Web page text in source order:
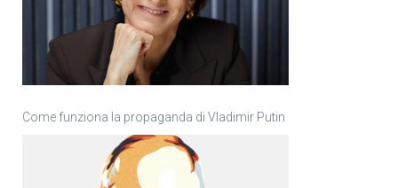
Come funziona la propaganda di Vladimir Putin